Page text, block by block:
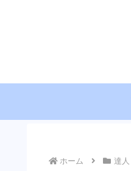
ホーム 達人